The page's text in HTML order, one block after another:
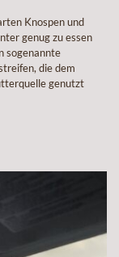
Knospen und
genug zu essen
sogenannte
die dem
genutzt